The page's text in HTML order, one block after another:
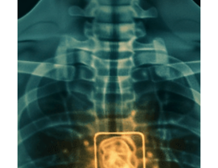
zaleceń w suplementacji Witaminy D. Autor radzi,
jaką dawkę Witaminy D należy stosować i
odpowiada na pytanie, jak nie przedawkować
Witaminy D.